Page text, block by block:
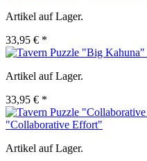
Artikel auf Lager.
33,95 € *
Artikel auf Lager.
33,95 € *
"Collaborative Effort"
Artikel auf Lager.